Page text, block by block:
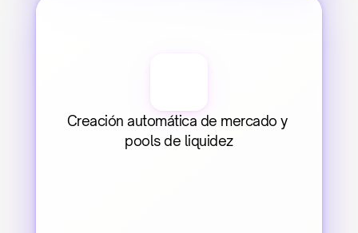
Creación automática de mercado y
pools de liquidez